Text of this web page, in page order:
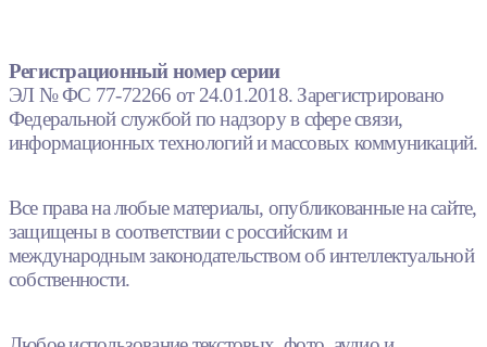
Регистрационный номер серии
ЭЛ № ФС 77-72266 от 24.01.2018. Зарегистрировано
Федеральной службой по надзору в сфере связи,
информационных технологий и массовых коммуникаций.
Все права на любые материалы, опубликованные на сайте,
защищены в соответствии с российским и
международным законодательством об интеллектуальной
собственности.